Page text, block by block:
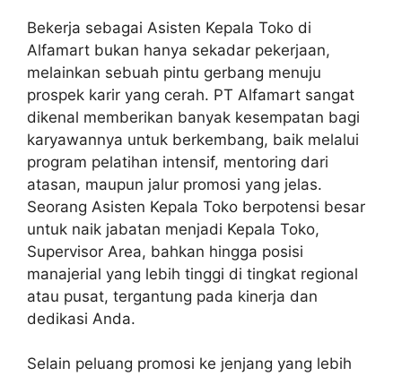
Bekerja sebagai Asisten Kepala Toko di
Alfamart bukan hanya sekadar pekerjaan,
melainkan sebuah pintu gerbang menuju
prospek karir yang cerah. PT Alfamart sangat
dikenal memberikan banyak kesempatan bagi
karyawannya untuk berkembang, baik melalui
program pelatihan intensif, mentoring dari
atasan, maupun jalur promosi yang jelas.
Seorang Asisten Kepala Toko berpotensi besar
untuk naik jabatan menjadi Kepala Toko,
Supervisor Area, bahkan hingga posisi
manajerial yang lebih tinggi di tingkat regional
atau pusat, tergantung pada kinerja dan
dedikasi Anda.
Selain peluang promosi ke jenjang yang lebih